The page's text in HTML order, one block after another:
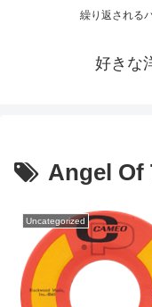
繰り返される
好きな
Angel Of
Uncategorized